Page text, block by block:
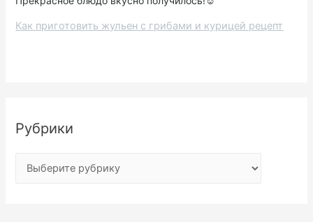
Как приготовить жульен с грибами и курицей рецепт
Рубрики